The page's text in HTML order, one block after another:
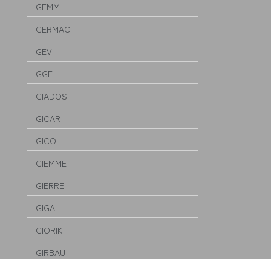
GEMM
GERMAC
GEV
GGF
GIADOS
GICAR
GICO
GIEMME
GIERRE
GIGA
GIORIK
GIRBAU